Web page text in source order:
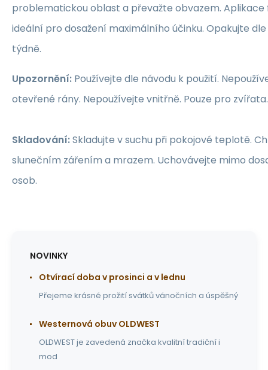
problematickou oblast a převažte obvazem. Aplikace
ideální pro dosažení maximálního účinku. Opakujte
týdně.
Upozornění: Používejte dle návodu k použití.
otevřené rány. Nepoužívejte vnitřně. Pouze pro zvířata.
Skladování:Skladujte v suchu při pokojové teplotě.
slunečním zářením a mrazem. Uchovávejte mimo
osob.
NOVINKY
Otvírací doba v prosinci a v lednu
Přejeme krásné prožití svátků vánočních a úspěšný
Westernová obuv OLDWEST
OLDWEST je zavedená značka kvalitní tradiční i
mod